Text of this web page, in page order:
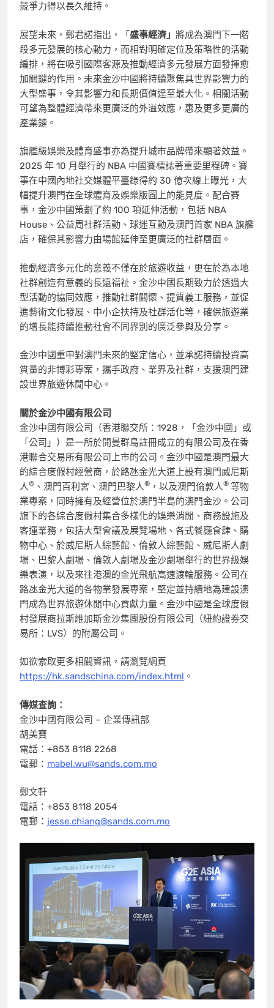
競爭力得以長久維持。
展望未來，鄭君諾指出，「 盛事經濟」 將成為澳門下一階
段多元發展的核心動力，而相對明確定位及策略性的活動
編排，將在吸引國際客源及推動經濟多元發展方面發揮愈
加關鍵的作用。未來金沙中國將持續聚焦具世界影響力的
大型盛事，令其影響力和長期價值達至最大化。相關活動
可望為整體經濟帶來更廣泛的外溢效應，惠及更多更廣的
產業鏈。
旗艦級娛樂及體育盛事亦為提升城市品牌帶來顯著效益。
2025 年 10 月舉行的 NBA 中國賽標誌著重要里程碑。賽
事在中國內地社交媒體平臺錄得約 30 億次線上曝光，大
幅提升澳門在全球體育及娛樂版圖上的能見度。配合賽
事，金沙中國策劃了約 100 項延伸活動，包括 NBA
House、公益周社群活動、球迷互動及澳門首家 NBA 旗艦
店，確保其影響力由場館延伸至更廣泛的社群層面。
推動經濟多元化的意義不僅在於旅遊收益，更在於為本地
社群創造有意義的長遠福祉。金沙中國長期致力於透過大
型活動的協同效應，推動社群關懷、提質義工服務，並促
進藝術文化發展、中小企扶持及社群活化等，確保旅遊業
的增長能持續推動社會不同界別的廣泛參與及分享。
金沙中國重申對澳門未來的堅定信心，並承諾持續投資高
質量的非博彩專案，攜手政府、業界及社群，支援澳門建
設世界旅遊休閒中心。
關於金沙中國有限公司
金沙中國有限公司（香港聯交所：1928，「金沙中國」或
「公司」）是一所於開曼群島註冊成立的有限公司及在香
港聯合交易所有限公司上市的公司。金沙中國是澳門最大
的綜合度假村經營商，於路氹金光大道上設有澳門威尼斯
人® 、澳門百利宮、澳門巴黎人® ，以及澳門倫敦人® 等物
業專案，同時擁有及經營位於澳門半島的澳門金沙。公司
旗下的各綜合度假村集合多樣化的娛樂消閒、商務設施及
客運業務，包括大型會議及展覽場地、各式餐廳食肆、購
物中心、於威尼斯人綜藝館、倫敦人綜藝館、威尼斯人劇
場、巴黎人劇場、倫敦人劇場及金沙劇場舉行的世界級娛
樂表演，以及來往港澳的金光飛航高速渡輪服務。公司在
路氹金光大道的各物業發展專案，堅定並持續地為建設澳
門成為世界旅遊休閒中心貢獻力量。金沙中國是全球度假
村發展商拉斯維加斯金沙集團股份有限公司（紐約證券交
易所：LVS）的附屬公司。
如欲索取更多相關資訊，請瀏覽網頁
https://hk.sandschina.com/index.html 。
傳媒查詢：
金沙中國有限公司 – 企業傳訊部
胡美寶
電話：+853 8118 2268
電郵： mabel.wu@sands.com.mo
鄭文軒
電話：+853 8118 2054
電郵： jesse.chiang@sands.com.mo